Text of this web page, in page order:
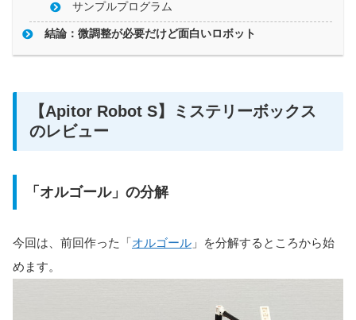
サンプルプログラム
結論：微調整が必要だけど面白いロボット
【Apitor Robot S】ミステリーボックス
のレビュー
「オルゴール」の分解
今回は、前回作った「オルゴール 」を分解するところから始
めます。